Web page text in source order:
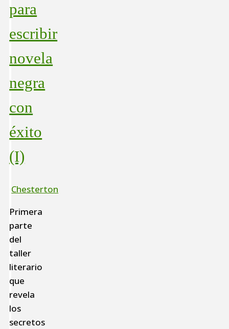
para
escribir
novela
negra
con
éxito
(I)
Chesterton
Primera
parte
del
taller
literario
que
revela
los
secretos